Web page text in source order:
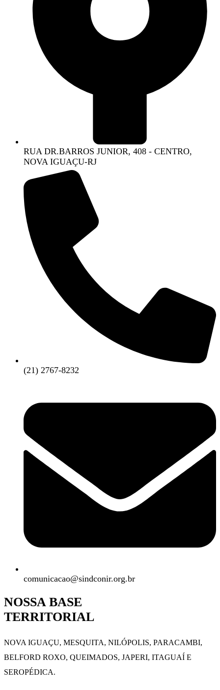
RUA DR.BARROS JUNIOR, 408 - CENTRO,
NOVA IGUAÇU-RJ
(21) 2767-8232
comunicacao@sindconir.org.br
NOSSA BASE
TERRITORIAL
NOVA IGUAÇU, MESQUITA, NILÓPOLIS, PARACAMBI,
BELFORD ROXO, QUEIMADOS, JAPERI, ITAGUAÍ E
SEROPÉDICA.